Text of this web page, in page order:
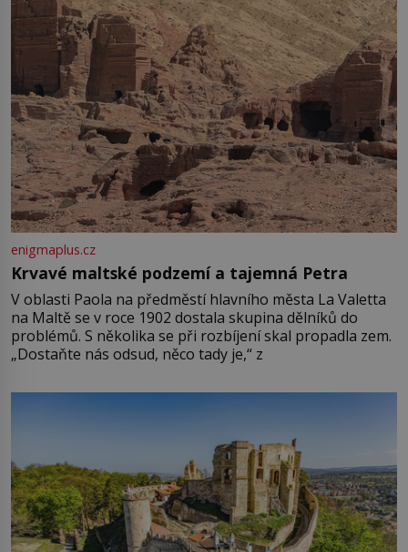
enigmaplus.cz
Krvavé maltské podzemí a tajemná Petra
V oblasti Paola na předměstí hlavního města La Valetta
na Maltě se v roce 1902 dostala skupina dělníků do
problémů. S několika se při rozbíjení skal propadla zem.
„Dostaňte nás odsud, něco tady je,“ z